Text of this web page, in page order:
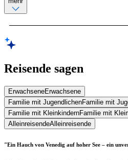
Reisende sagen
ErwachseneErwachsene
Familie mit JugendlichenFamilie mit
Familie mit KleinkindernFamilie mit
AlleinreisendeAlleinreisende
"Ein Hauch von Venedig auf hoher See – ein